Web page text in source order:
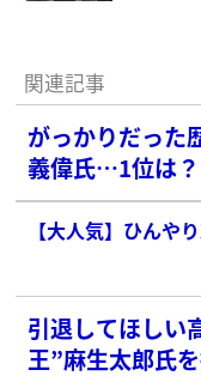
関連記事
がっかりだっ
義偉氏…1位は？
【大人気】ひんや
引退してほしい
王”麻生太郎氏